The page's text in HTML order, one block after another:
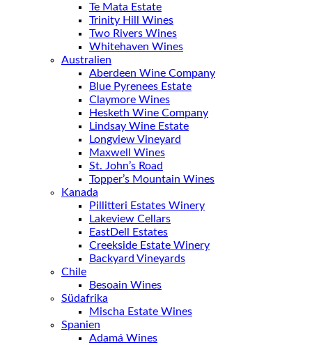
Te Mata Estate
Trinity Hill Wines
Two Rivers Wines
Whitehaven Wines
Australien
Aberdeen Wine Company
Blue Pyrenees Estate
Claymore Wines
Hesketh Wine Company
Lindsay Wine Estate
Longview Vineyard
Maxwell Wines
St. John’s Road
Topper’s Mountain Wines
Kanada
Pillitteri Estates Winery
Lakeview Cellars
EastDell Estates
Creekside Estate Winery
Backyard Vineyards
Chile
Besoain Wines
Südafrika
Mischa Estate Wines
Spanien
Adamá Wines